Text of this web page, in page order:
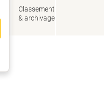
Classement
& archivage